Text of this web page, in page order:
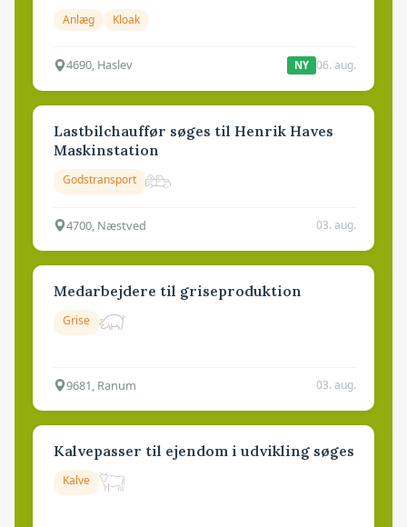
Anlæg Kloak
4690, Haslev NY 06. aug.
Lastbilchauffør søges til Henrik Haves
Maskinstation
Godstransport
4700, Næstved 03. aug.
Medarbejdere til griseproduktion
Grise
9681, Ranum 03. aug.
Kalvepasser til ejendom i udvikling søges
Kalve